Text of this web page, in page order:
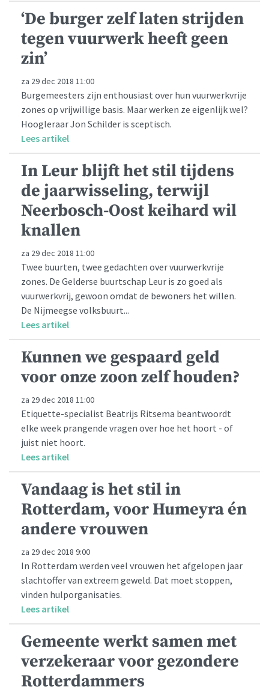
‘De burger zelf laten strijden
tegen vuurwerk heeft geen
zin’
za 29 dec 2018 11:00
Burgemeesters zijn enthousiast over hun vuurwerkvrije
zones op vrijwillige basis. Maar werken ze eigenlijk wel?
Hoogleraar Jon Schilder is sceptisch.
Lees artikel
In Leur blijft het stil tijdens
de jaarwisseling, terwijl
Neerbosch-Oost keihard wil
knallen
za 29 dec 2018 11:00
Twee buurten, twee gedachten over vuurwerkvrije
zones. De Gelderse buurtschap Leur is zo goed als
vuurwerkvrij, gewoon omdat de bewoners het willen.
De Nijmeegse volksbuurt...
Lees artikel
Kunnen we gespaard geld
voor onze zoon zelf houden?
za 29 dec 2018 11:00
Etiquette-specialist Beatrijs Ritsema beantwoordt
elke week prangende vragen over hoe het hoort - of
juist niet hoort.
Lees artikel
Vandaag is het stil in
Rotterdam, voor Humeyra én
andere vrouwen
za 29 dec 2018 9:00
In Rotterdam werden veel vrouwen het afgelopen jaar
slachtoffer van extreem geweld. Dat moet stoppen,
vinden hulporganisaties.
Lees artikel
Gemeente werkt samen met
verzekeraar voor gezondere
Rotterdammers